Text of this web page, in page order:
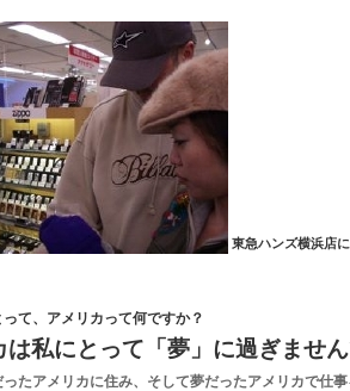
東急ハンズ横浜店
て、アメリカって何ですか？
は私にとって「夢」に過ぎませ
たアメリカに住み、そして夢だったアメリカで仕